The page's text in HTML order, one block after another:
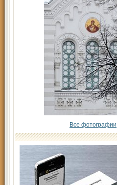
Все фотографии